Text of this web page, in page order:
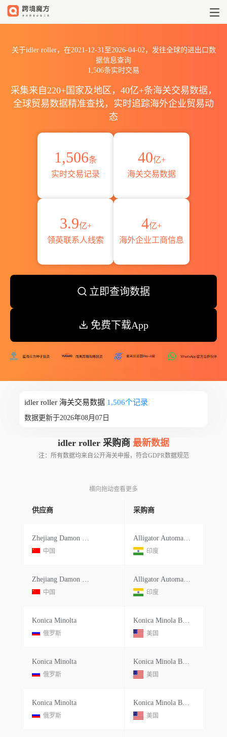
关于idler roller，在2021-12-31至2026-04-02，发往全球的进出口数
据信息查询
1,506条实时交易
采集来自220+国家及地区，40亿+条海关交易数据，
全球贸易数据精准查找，实时追踪海外企业贸易动
态
1,506条
实时交易记录
40亿+
海关交易数据
3.9亿+
领英联系人线索
4亿+
海外企业工商信息
立即查询数据
免费下载App
idler roller 海关交易数据 1,506个记录
数据更新于2026年08月07日
idler roller 采购商 最新数据
注：所有数据均来自公开海关申报，符合GDPR数据规范
横向拖动查看更多
供应商 采购商
Zhejiang Damon Industrial Equipment
中国
Alligator Automations India Private Limited
印度
Zhejiang Damon Industrial Equipment
中国
Alligator Automations India Private Limited
印度
Konica Minolta
俄罗斯
Konica Minola Business Solutions
美国
Konica Minolta
俄罗斯
Konica Minola Business Solutions
美国
Konica Minolta
俄罗斯
Konica Minola Business Solutions
美国